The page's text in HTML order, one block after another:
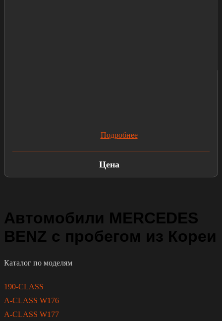
Подробнее
Цена
Автомобили MERCEDES
BENZ с пробегом из Кореи
Каталог по моделям
190-CLASS
A-CLASS W176
A-CLASS W177